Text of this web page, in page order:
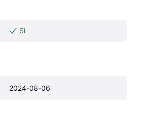
Sì
2024-08-06